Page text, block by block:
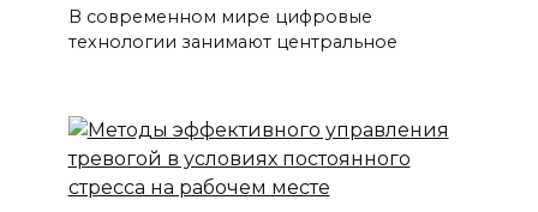
В современном мире цифровые
технологии занимают центральное